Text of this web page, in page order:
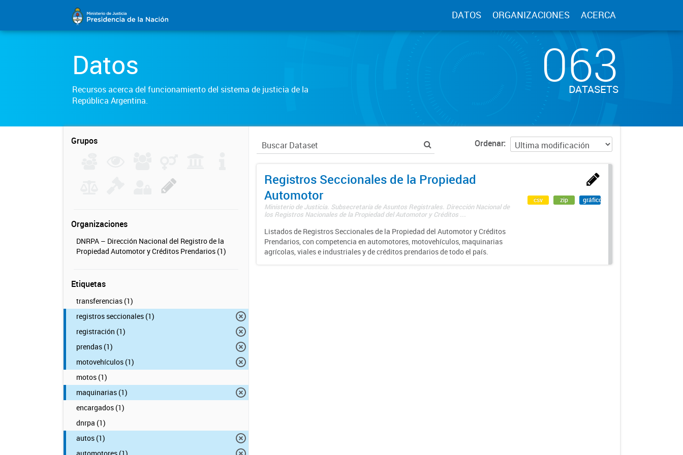
DATOS ORGANIZACIONES ACERCA
Datos
Recursos acerca del funcionamiento del sistema de justicia de la
República Argentina.
063
DATASETS
Grupos
Organizaciones
DNRPA – Dirección Nacional del Registro de la
Propiedad Automotor y Créditos Prendarios (1)
Etiquetas
transferencias (1)
registros seccionales (1)
registración (1)
prendas (1)
motovehículos (1)
motos (1)
maquinarias (1)
encargados (1)
dnrpa (1)
autos (1)
Ordenar
Registros Seccionales de la Propiedad
Automotor
Ministerio de Justicia. Subsecretaría de Asuntos Registrales. Dirección Nacional de
los Registros Nacionales de la Propiedad del Automotor y Créditos ...
Listados de Registros Seccionales de la Propiedad del Automotor y Créditos
Prendarios, con competencia en automotores, motovehículos, maquinarias
agrícolas, viales e industriales y de créditos prendarios de todo el país.
csv zip gráfico